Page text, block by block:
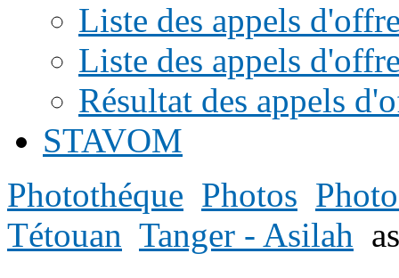
Liste des appels
Liste des appels
Résultat des appels
STAVOM
Photothéque Photos
Tétouan Tanger - Asilah